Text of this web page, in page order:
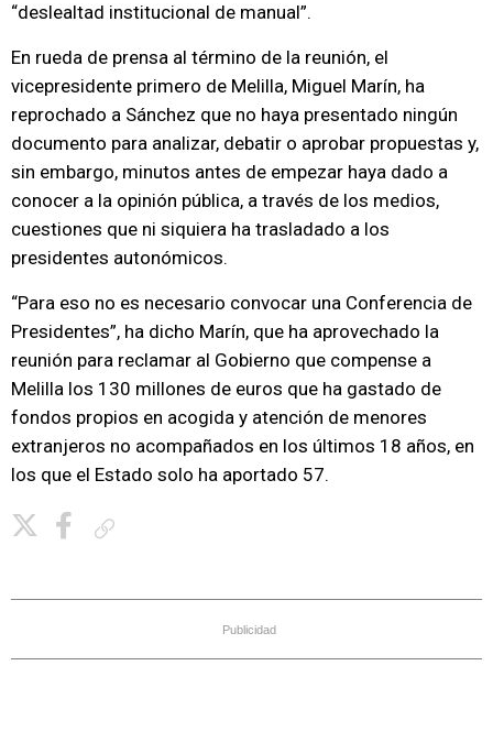
“deslealtad institucional de manual”.
En rueda de prensa al término de la reunión, el
vicepresidente primero de Melilla, Miguel Marín, ha
reprochado a Sánchez que no haya presentado ningún
documento para analizar, debatir o aprobar propuestas y,
sin embargo, minutos antes de empezar haya dado a
conocer a la opinión pública, a través de los medios,
cuestiones que ni siquiera ha trasladado a los
presidentes autonómicos.
“Para eso no es necesario convocar una Conferencia de
Presidentes”, ha dicho Marín, que ha aprovechado la
reunión para reclamar al Gobierno que compense a
Melilla los 130 millones de euros que ha gastado de
fondos propios en acogida y atención de menores
extranjeros no acompañados en los últimos 18 años, en
los que el Estado solo ha aportado 57.
Publicidad